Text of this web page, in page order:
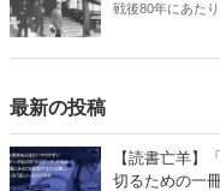
戦後80年にあた
最新の投稿
【読書亡羊】
切るための一冊 松村一志『科学否定論はなぜ人を惹き